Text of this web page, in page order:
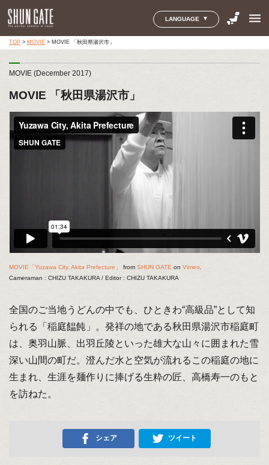
LANGUAGE menu
TOP> MOVIE> MOVIE 「秋田県湯沢市」
MOVIE (December 2017)
MOVIE 「秋田県湯沢市」
MOVIE「Yuzawa City, Akita Prefecture」 from SHUN GATEon Vimeo.
Cameraman : CHIZU TAKAKURA / Editor : CHIZU TAKAKURA
全国のご当地うどんの中でも、ひときわ“高級品”として知
られる「稲庭饂飩」。発祥の地である秋田県湯沢市稲庭町
は、奥羽山脈、出羽丘陵といった雄大な山々に囲まれた雪
深い山間の町だ。澄んだ水と空気が流れるこの稲庭の地に
生まれ、生涯を麺作りに捧げる生粋の匠、高橋寿一のもと
を訪ねた。
シェア ツイート